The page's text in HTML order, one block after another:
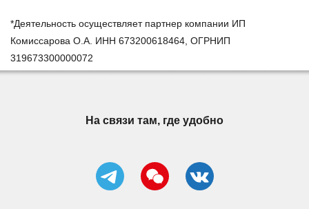
*Деятельность осуществляет партнер компании ИП
Комиссарова О.А. ИНН 673200618464, ОГРНИП
319673300000072
На связи там, где удобно